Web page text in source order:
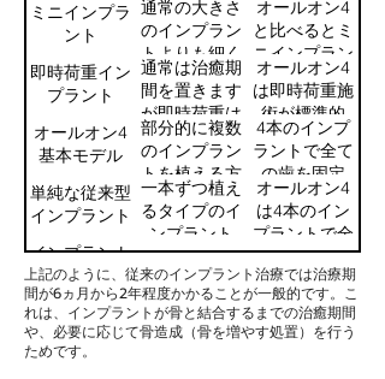
が少ない素材
で作られてい
ます。
技術的に難し
く現状は限ら
れています。
ミニインプラ
ント
通常の大きさ
のインプラン
トよりも細く
て短いですが
耐久性は劣り
ます。
オールオン4
と比べるとミ
ニインプラン
トは少数埋入
で簡単です
が、全顎治療
には向きませ
ん。
即時荷重イン
プラント
通常は治癒期
間を置きます
が即時荷重は
手術後すぐに
仮歯を装着し
ます。
オールオン4
は即時荷重施
術が標準的
で、早期の咀
嚼回復を重視
します。
オールオン4
基本モデル
部分的に複数
のインプラン
トを植える方
法ですが、全
顎を支えるに
は複数本必要
です。
4本のインプ
ラントで全て
の歯を固定
し、短期間で
の回復が特徴
です。
単純な従来型
インプラント
一本ずつ植え
るタイプのイ
ンプラント
で、骨に埋め
込んで自然な
咬合を回復し
ます。
オールオン4
は4本のイン
プラントで全
顎の歯を支え
る方法で、単
純な従来型と
は異なりま
インプラント
の本数
6～10本程度 原則4本
治療期間 6ヶ月～2年
即日仮歯装着
（最短1日）
上記のように、従来のインプラント治療では治療期
間が6ヵ月から2年程度かかることが一般的です。こ
れは、インプラントが骨と結合するまでの治癒期間
や、必要に応じて骨造成（骨を増やす処置）を行う
ためです。